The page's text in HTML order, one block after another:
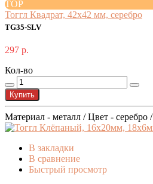
TOP
Тоггл Квадрат, 42х42 мм, серебро
TG35-SLV
297 р.
Кол-во
Купить
Материал - металл / Цвет - серебро /
В закладки
В сравнение
Быстрый просмотр